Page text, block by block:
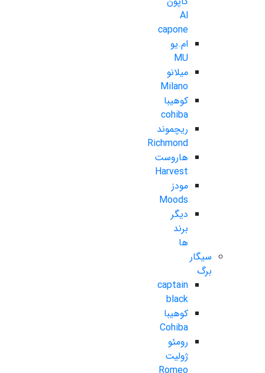
Al
capone
ام.یو
MU
میلانو
Milano
کوهیبا
cohiba
ریچموند
Richmond
هاروست
Harvest
مودز
Moods
دیگر
برند
ها
سیگار
برگ
captain
black
کوهیبا
Cohiba
رومئو
ژولیت